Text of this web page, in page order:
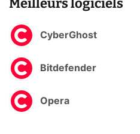
Meilleurs logiciels
CyberGhost
Bitdefender
Opera